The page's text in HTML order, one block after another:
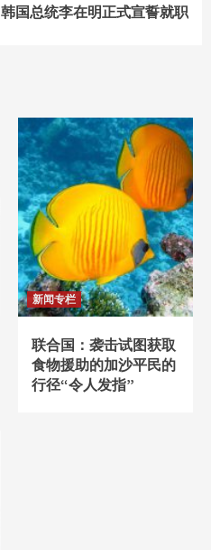
韩国总统李在明正式宣誓就职
新闻专栏
联合国：袭击试图获取
食物援助的加沙平民的
行径“令人发指”